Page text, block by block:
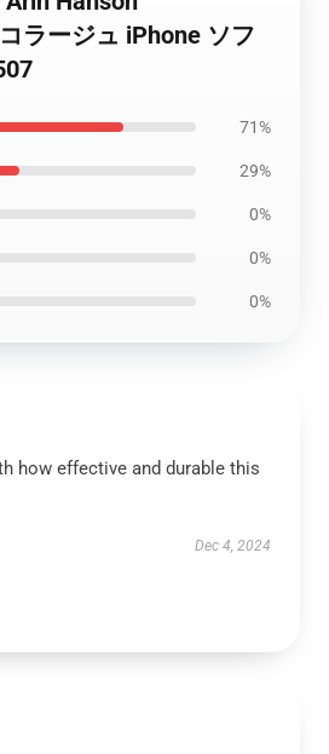
ラージュ iPhone ソフ
71%
29%
0%
0%
0%
how effective and durable this
Dec 4, 2024